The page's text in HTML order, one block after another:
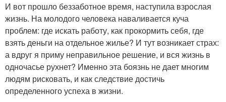
И вот прошло беззаботное время, наступила взрослая
жизнь. На молодого человека наваливается куча
проблем: где искать работу, как прокормить себя, где
взять деньги на отдельное жилье? И тут возникает страх:
а вдруг я приму неправильное решение, и вся жизнь в
одночасье рухнет? Именно эта боязнь не дает многим
людям рисковать, и как следствие достичь
определенного успеха в жизни.